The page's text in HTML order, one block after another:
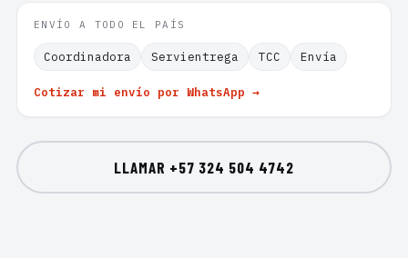
ENVÍO A TODO EL PAÍS
Coordinadora Servientrega TCC Envía
Cotizar mi envío por WhatsApp →
LLAMAR +57 324 504 4742